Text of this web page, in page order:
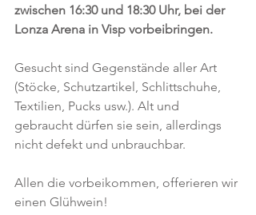
zwischen 16:30 und 18:30 Uhr, bei der
Lonza Arena in Visp vorbeibringen.
Gesucht sind Gegenstände aller Art
(Stöcke, Schutzartikel, Schlittschuhe,
Textilien, Pucks usw.). Alt und
gebraucht dürfen sie sein, allerdings
nicht defekt und unbrauchbar.
Allen die vorbeikommen, offerieren wir
einen Glühwein!